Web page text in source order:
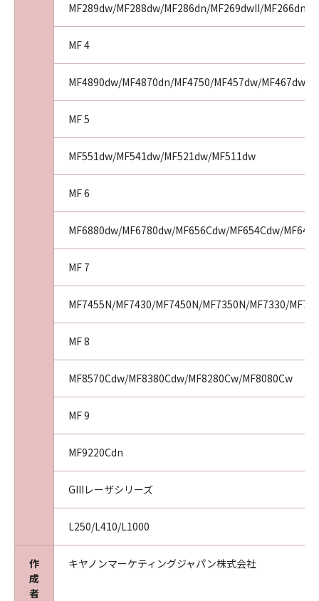
MF289dw/MF288dw/MF286dn/MF269dwII/
MF 4
MF4890dw/MF4870dn/MF4750/MF457dw/MF467dw/
MF 5
MF551dw/MF541dw/MF521dw/MF511dw
MF 6
MF6880dw/MF6780dw/MF656Cdw/MF654Cdw/
MF 7
MF7455N/MF7430/MF7450N/MF7350N/MF7330/
MF 8
MF8570Cdw/MF8380Cdw/MF8280Cw/MF8080Cw
MF 9
MF9220Cdn
GIIIレーザシリーズ
L250/L410/L1000
作
成
者
キヤノンマーケティングジャパン株式会社